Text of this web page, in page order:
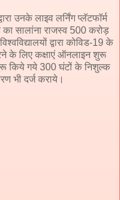
उनके लाइव लर्निंग प्लॅटफॉर्म
सालांना राजस्व 500 करोड़
द्वारा कोविड-19 के
के लिए कक्षाएं ऑनलाइन शुरू
किये गये 300 घंटों के निशुल्क
भी दर्ज कराये।